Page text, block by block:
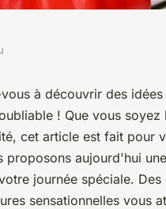
pour
de vie
à découvrir des
! Que vous
cet article est fait pour
proposons aujourd'hui
journée spéciale.
sensationnelles vous